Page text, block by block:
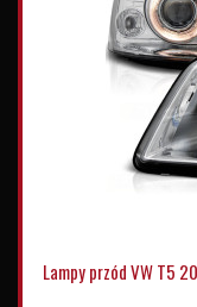
Lampy przód VW T5